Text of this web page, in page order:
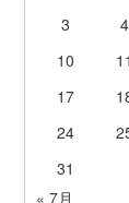
3
4
10
11
17
24
31
« 7月